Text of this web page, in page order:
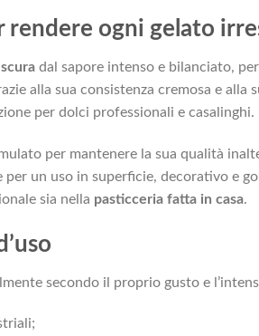
rendere ogni gelato
dal sapore intenso e bilanciato,
alla sua consistenza cremosa e
per dolci professionali e casalinghi.
per mantenere la sua qualità
per un uso in superficie, decorativo e
sia nella pasticceria fatta in casa.
secondo il proprio gusto e